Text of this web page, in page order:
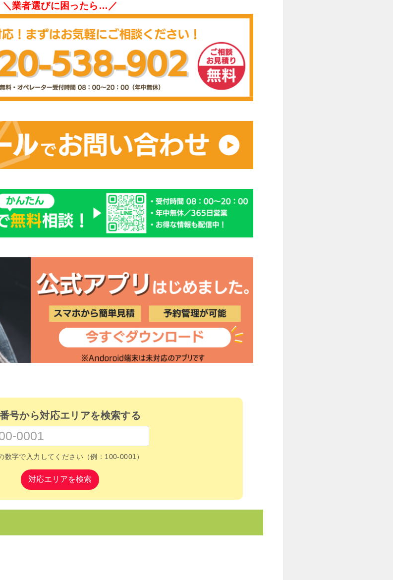
＼業者選びに困ったら…／
号から対応エリアを検索する
数字で入力してください（例：100-0001）
対応エリアを検索